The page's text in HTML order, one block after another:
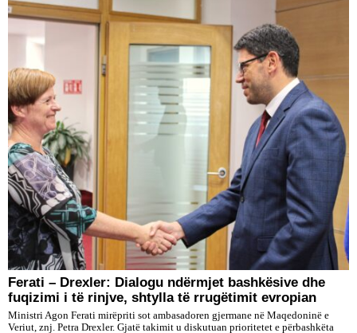
Ferati – Drexler: Dialogu ndërmjet bashkësive dhe
fuqizimi i të rinjve, shtylla të rrugëtimit evropian
Ministri Agon Ferati mirëpriti sot ambasadoren gjermane në Maqedoninë e
Veriut, znj. Petra Drexler. Gjatë takimit u diskutuan prioritetet e përbashkëta